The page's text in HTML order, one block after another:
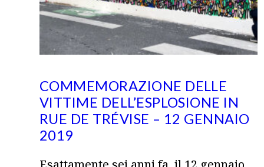
COMMEMORAZIONE DELLE
VITTIME DELL’ESPLOSIONE IN
RUE DE TRÉVISE – 12 GENNAIO
2019